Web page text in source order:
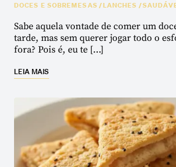
DOCES E SOBREMESAS/LANCHES /
Sabe aquela vontade de comer um
tarde, mas sem querer jogar todo o
fora? Pois é, eu te […]
LEIA MAIS